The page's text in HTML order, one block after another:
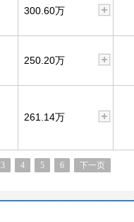
300.60万
250.20万
261.14万
3 4 5 6 下一页